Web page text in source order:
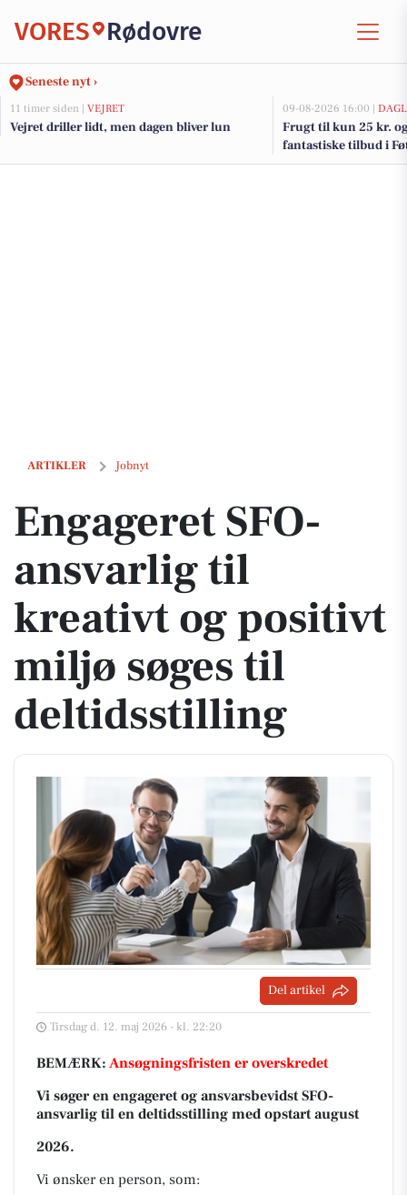
VORES Rødovre
Seneste nyt ›
11 timer siden | VEJRET
Vejret driller lidt, men dagen bliver lun
09-08-2026 16:00 |
Frugt til kun 25 kr.
fantastiske tilbud i
ARTIKLER Jobnyt
Engageret SFO-ansvarlig til kreativt og positivt miljø søges til
Engageret SFO-
ansvarlig til
kreativt og positivt
miljø søges til
deltidsstilling
Del artikel
Tirsdag d. 12. maj 2026 - kl. 22:20
BEMÆRK: Ansøgningsfristen er overskredet
Vi søger en engageret og ansvarsbevidst SFO-
ansvarlig til en deltidsstilling med opstart august
2026.
Vi ønsker en person, som: